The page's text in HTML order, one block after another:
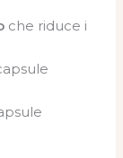
che riduce i